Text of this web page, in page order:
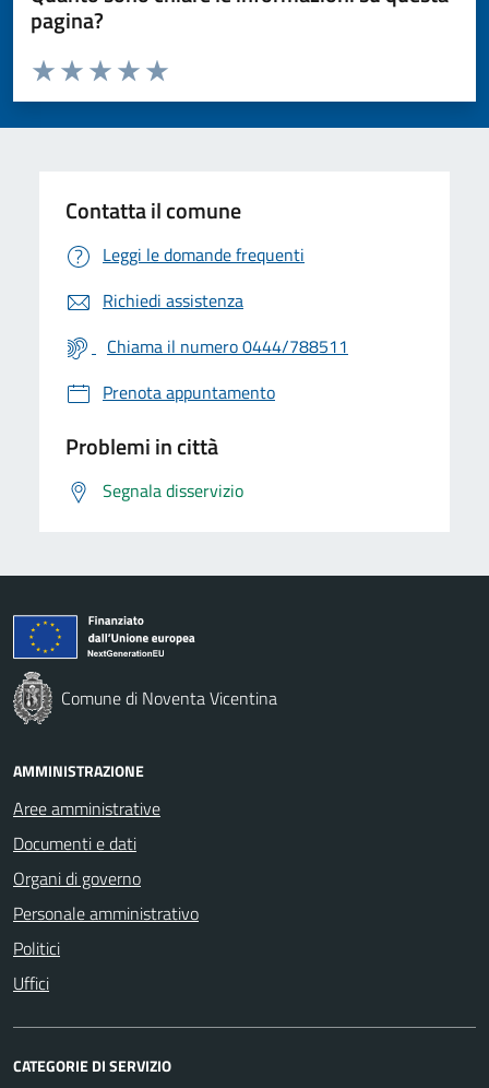
pagina?
Valuta da 1 a 5 stelle la pagina
Valuta 5 stelle su 5
Valuta 4 stelle su 5
Valuta 3 stelle su 5
Valuta 2 stelle su 5
Valuta 1 stelle su 5
Contatta il comune
Leggi le domande frequenti
Richiedi assistenza
Chiama il numero 0444/788511
Prenota appuntamento
Problemi in città
Segnala disservizio
Comune di Noventa Vicentina
AMMINISTRAZIONE
Aree amministrative
Documenti e dati
Organi di governo
Personale amministrativo
Politici
Uffici
CATEGORIE DI SERVIZIO